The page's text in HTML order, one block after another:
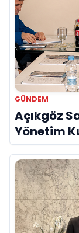
GÜNDEM
Açıkgöz
Yönetim
Savunma
Vurgusu